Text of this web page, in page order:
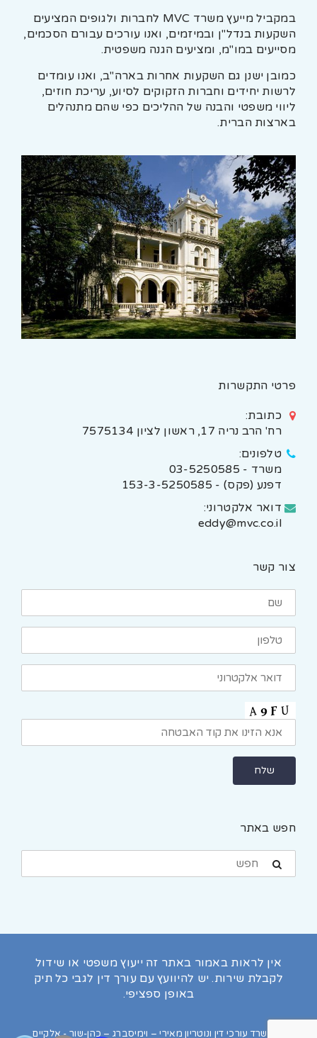
במקביל מייעץ משרד MVC לחברות ולגופים המציעים
השקעות בנדל"ן ובמיזמים, ואנו עורכים עבורם הסכמים,
מסייעים במו"מ, ומציעים הגנה משפטית.
כמובן ישנן גם השקעות אחרות בארה"ב, ואנו עומדים
לרשות יחידים וחברות הזקוקים לסיוע, עריכת חוזים,
ליווי משפטי והבנה של ההליכים כפי שהם מתנהלים
בארצות הברית.
פרטי התקשרות
כתובת:
רח' הרב נריה 17, ראשון לציון 7575134
טלפונים:
משרד - 03-5250585
דפנע (פקס) - 153-3-5250585
דואר אלקטרוני:
eddy@mvc.co.il
צור קשר
חפש באתר
אין לראות באמור באתר זה ייעוץ משפטי או שידול
לקבלת שירות. יש להיוועץ עם עורך דין לגבי כל תיק
באופן ספציפי.
© משרד עורכי דין ונוטריון מאירי – וימיסברג – כהן-שור - אלקיים